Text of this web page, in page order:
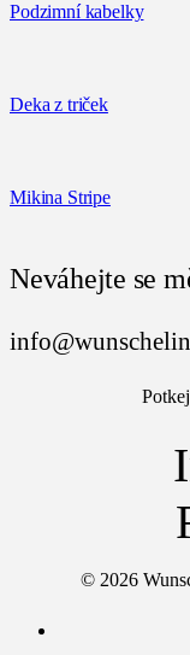
Podzimní kabelky
Deka z triček
Mikina Stripe
Neváhejte se
© 2026